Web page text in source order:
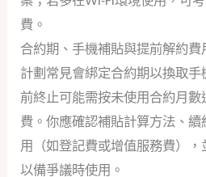
費。
合約期、手機補貼與提前解約費
計劃常見會綁定合約期以換取
前終止可能需按未使用合約月
費。你應確認補貼計算方法、
用（如登記費或增值服務費）
以備爭議時使用。